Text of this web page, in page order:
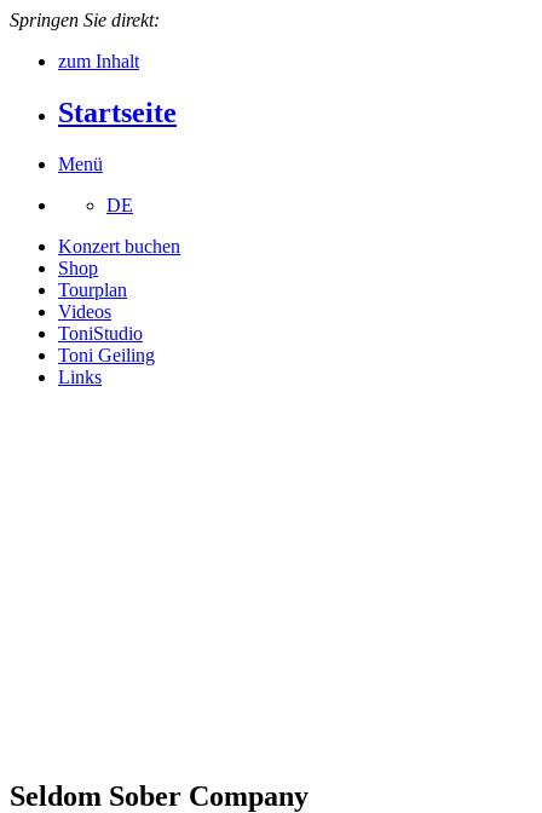
Springen Sie direkt:
zum Inhalt
Startseite
Menü
DE
Konzert buchen
Shop
Tourplan
Videos
ToniStudio
Toni Geiling
Links
Seldom Sober Company